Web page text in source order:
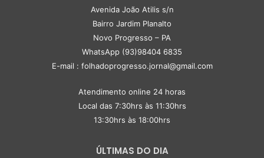
Avenida João Atilis s/n
Bairro Jardim Planalto
Novo Progresso – PA
WhatsApp (93)98404 6835
E-mail : folhadoprogresso.jornal@gmail.com
Atendimento online 24 horas
Local das 7:30hrs às 11:30hrs
13:30hrs às 18:00hrs
ÚLTIMAS DO DIA